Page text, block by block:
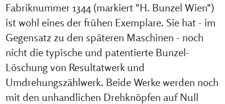
Fabriknummer 1344 (markiert "H. Bunzel Wien")
ist wohl eines der frühen Exemplare. Sie hat - im
Gegensatz zu den späteren Maschinen - noch
nicht die typische und patentierte Bunzel-
Löschung von Resultatwerk und
Umdrehungszählwerk. Beide Werke werden noch
mit den unhandlichen Drehknöpfen auf Null